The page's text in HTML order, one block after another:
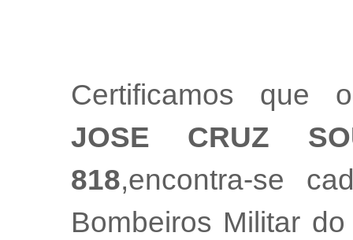
Certificamos que
JOSE CRUZ
818,encontra-se
Bombeiros Militar